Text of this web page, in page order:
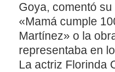
Goya, comentó
«Mamá cumple
Martínez» o la
representaba en
La actriz Florinda